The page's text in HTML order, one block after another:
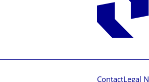
ContactLegal